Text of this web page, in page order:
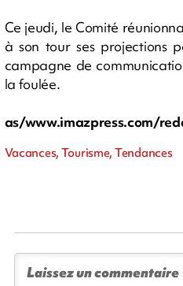
Ce jeudi, le Comité
à son tour ses projections
campagne de
la foulée.
as/www.imazpress.com/
Vacances, Tourisme, Tendances